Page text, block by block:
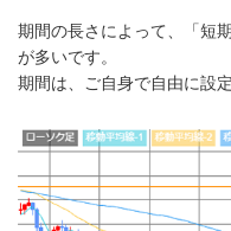
期間の長さによって、「短
が多いです。
期間は、ご自身で自由に設